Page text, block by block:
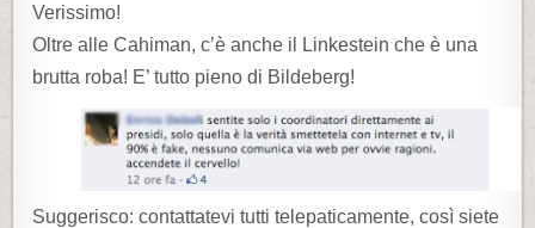
Verissimo!
Oltre alle Cahiman, c’è anche il Linkestein che è una
brutta roba! E’ tutto pieno di Bildeberg!
Suggerisco: contattatevi tutti telepaticamente, così siete